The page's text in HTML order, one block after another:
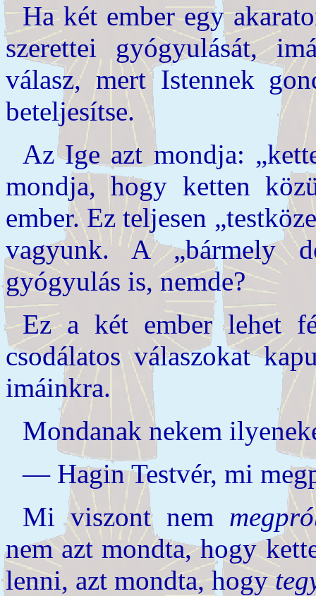
Ha két ember egy
szerettei gyógyulását,
válasz, mert Istennek
beteljesítse.
Az Ige azt mondja:
mondja, hogy ketten
ember. Ez teljesen
vagyunk. A „bármely
gyógyulás is, nemde?
Ez a két ember lehet
csodálatos válaszokat
imáinkra.
Mondanak nekem
— Hagin Testvér, mi
Mi viszont nem
nem azt mondta, hogy
lenni, azt mondta, hogy